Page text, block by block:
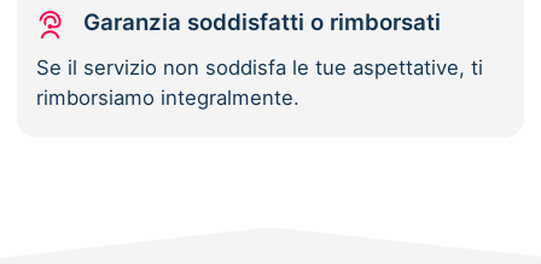
Garanzia soddisfatti o rimborsati
Se il servizio non soddisfa le tue aspettative, ti
rimborsiamo integralmente.